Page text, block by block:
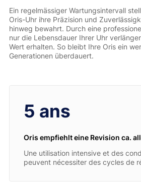
Ein regelmässiger Wartungsintervall
Oris-Uhr ihre Präzision und
hinweg bewahrt. Durch eine
nur die Lebensdauer Ihrer Uhr
Wert erhalten. So bleibt Ihre Oris ein
Generationen überdauert.
5 ans
Oris empfiehlt eine Revision ca.
Une utilisation intensive et des
peuvent nécessiter des cycles de